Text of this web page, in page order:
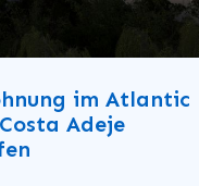
im Atlantic
Adeje